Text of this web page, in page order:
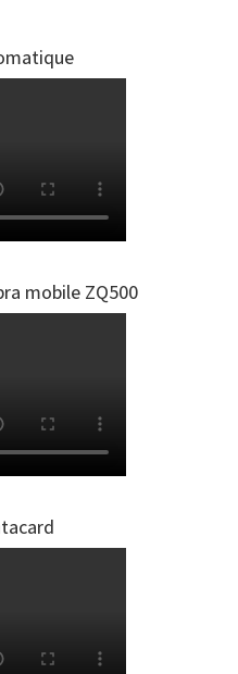
mobile ZQ500